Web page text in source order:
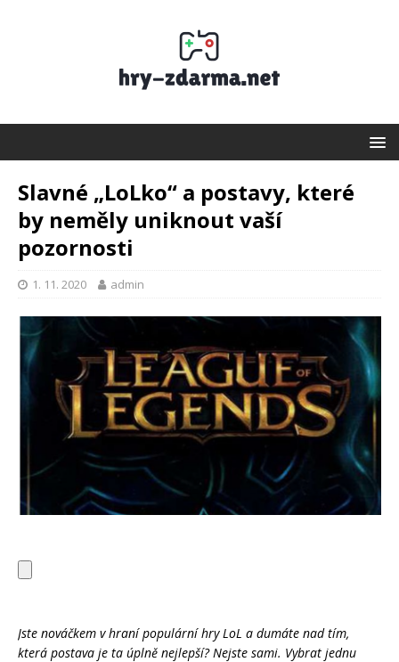
Slavné „LoLko“ a postavy, které
by neměly uniknout vaší
pozornosti
1. 11. 2020 admin
Jste nováčkem v hraní populární hry LoL a dumáte nad tím,
která postava je ta úplně nejlepší? Nejste sami. Vybrat jednu